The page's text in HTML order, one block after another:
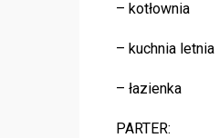
– kotłownia
– kuchnia letnia
– łazienka
PARTER: